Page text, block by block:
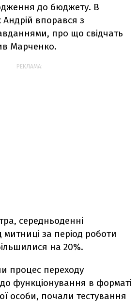
до бюджету. В
впорався з
про що свідчать
Марченко.
РЕКЛАМА:
середньоденні
за період роботи
на 20%.
процес переходу
функціонування в форматі
особи, почали тестування